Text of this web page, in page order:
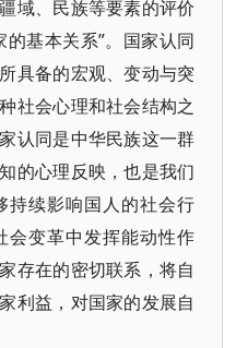
域、民族等要素的评价
基本关系”。国家认同
具备的宏观、变动与突
社会心理和社会结构之
认同是中华民族这一群
的心理反映，也是我们
持续影响国人的社会行
会变革中发挥能动性作
存在的密切联系，将自
利益，对国家的发展自